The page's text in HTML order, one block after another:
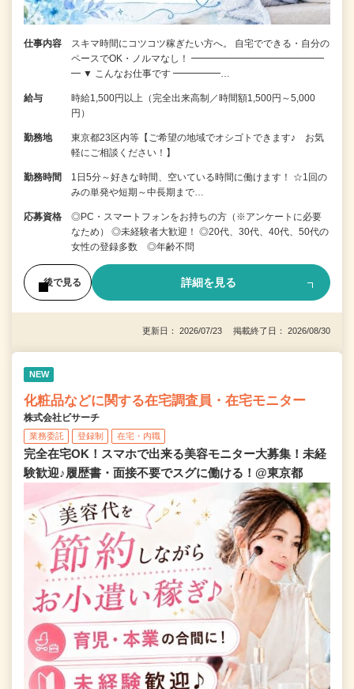
仕事内容
スキマ時間にコツコツ稼ぎたい方へ。 自宅でできる・自分の
ペースでOK・ノルマなし！ ━━━━━━━━━━━━━━
━ ▼ こんなお仕事です ━━━━━…
給与
時給1,500円以上（完全出来高制／時間額1,500円～5,000
円）
勤務地
東京都23区内等【ご希望の地域でオシゴトできます♪ お気
軽にご相談ください！】
勤務時間
1日5分～好きな時間、空いている時間に働けます！ ☆1回の
みの単発や短期～中長期まで…
応募資格
◎PC・スマートフォンをお持ちの方（※アンケートに必要
なため） ◎未経験者大歓迎！ ◎20代、30代、40代、50代の
女性の登録多数 ◎年齢不問
後で見る 詳細を見る
更新日： 2026/07/23 掲載終了日： 2026/08/30
NEW
化粧品などに関する在宅調査員・在宅モニター
株式会社ビサーチ
業務委託 登録制 在宅・内職
完全在宅OK！スマホで出来る美容モニター大募集！未経
験歓迎♪履歴書・面接不要でスグに働ける！@東京都